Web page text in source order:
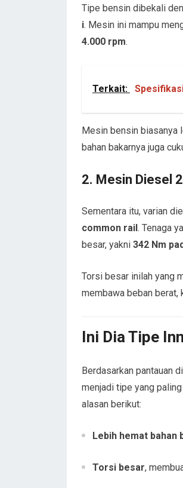
Tipe bensin dibekali
i. Mesin ini mampu
4.000 rpm.
Terkait:
Mesin bensin biasanya
bahan bakarnya juga
2. Mesin Diesel
Sementara itu, varian
common rail . Tenaga
besar, yakni 342 Nm
Torsi besar inilah yang
membawa beban berat,
Ini Dia Tipe
Berdasarkan pantauan
menjadi tipe yang
alasan berikut:
Lebih hemat bahan
Torsi besar,